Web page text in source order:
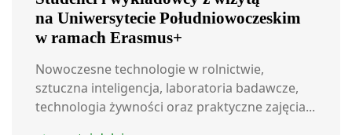
na Uniwersytecie Południowoczeskim
w ramach Erasmus+
Nowoczesne technologie w rolnictwie,
sztuczna inteligencja, laboratoria badawcze,
technologia żywności oraz praktyczne zajęcia...